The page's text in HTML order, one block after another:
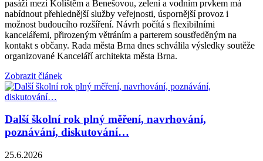
pasáží mezi Kolištěm a Benešovou, zelení a vodním prvkem má
nabídnout přehlednější služby veřejnosti, úspornější provoz i
možnost budoucího rozšíření. Návrh počítá s flexibilními
kancelářemi, přirozeným větráním a parterem soustředěným na
kontakt s občany. Rada města Brna dnes schválila výsledky soutěže
organizované Kanceláří architekta města Brna.
Zobrazit článek
Další školní rok plný měření, navrhování,
poznávání, diskutování…
25.6.2026